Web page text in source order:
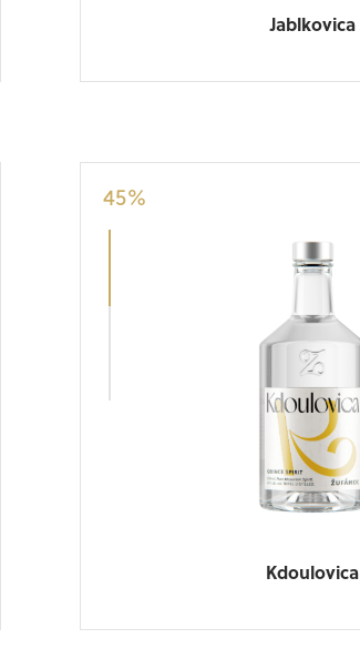
Jablkovica
Kdoulovica
45%